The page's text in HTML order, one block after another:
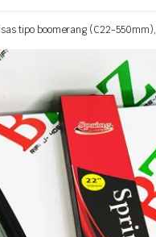
tipo boomerang (C22-